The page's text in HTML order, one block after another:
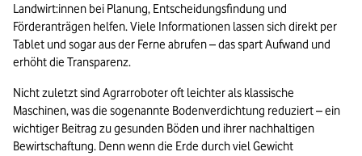
Landwirt:innen bei Planung, Entscheidungsfindung und
Förderanträgen helfen. Viele Informationen lassen sich direkt per
Tablet und sogar aus der Ferne abrufen – das spart Aufwand und
erhöht die Transparenz.
Nicht zuletzt sind Agrarroboter oft leichter als klassische
Maschinen, was die sogenannte Bodenverdichtung reduziert – ein
wichtiger Beitrag zu gesunden Böden und ihrer nachhaltigen
Bewirtschaftung. Denn wenn die Erde durch viel Gewicht